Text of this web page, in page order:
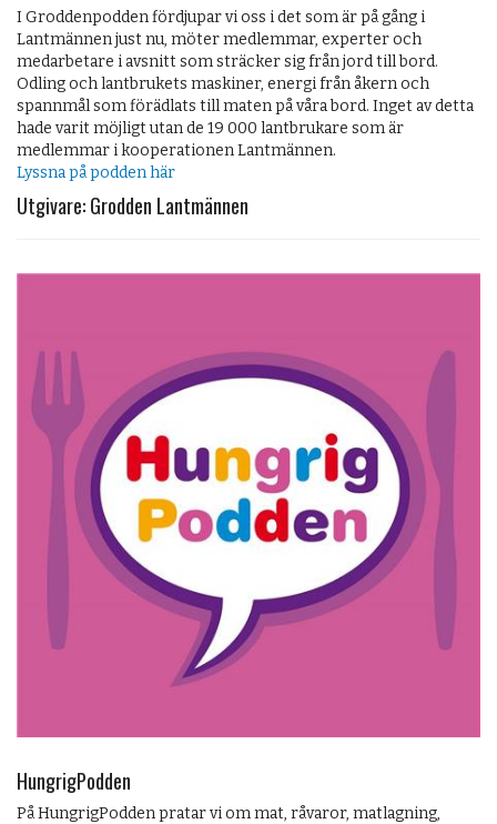
I Groddenpodden fördjupar vi oss i det som är på gång i
Lantmännen just nu, möter medlemmar, experter och
medarbetare i avsnitt som sträcker sig från jord till bord.
Odling och lantbrukets maskiner, energi från åkern och
spannmål som förädlats till maten på våra bord. Inget av detta
hade varit möjligt utan de 19 000 lantbrukare som är
medlemmar i kooperationen Lantmännen.
Lyssna på podden här
Utgivare: Grodden Lantmännen
HungrigPodden
På HungrigPodden pratar vi om mat, råvaror, matlagning,